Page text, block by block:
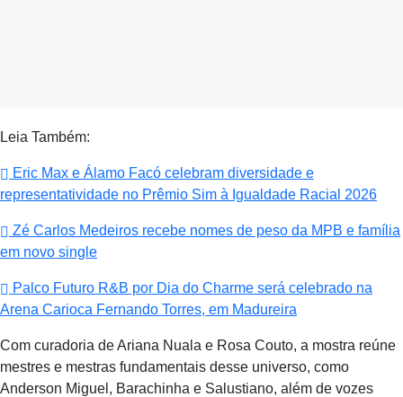
Leia Também:
Eric Max e Álamo Facó celebram diversidade e
representatividade no Prêmio Sim à Igualdade Racial 2026
Zé Carlos Medeiros recebe nomes de peso da MPB e família
em novo single
Palco Futuro R&B por Dia do Charme será celebrado na
Arena Carioca Fernando Torres, em Madureira
Com curadoria de Ariana Nuala e Rosa Couto, a mostra reúne
mestres e mestras fundamentais desse universo, como
Anderson Miguel, Barachinha e Salustiano, além de vozes